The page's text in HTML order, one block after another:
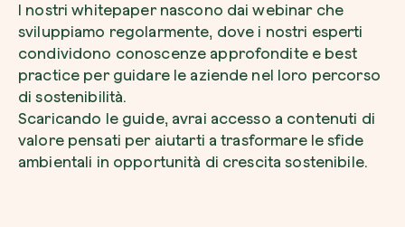
I nostri whitepaper nascono dai webinar che
sviluppiamo regolarmente, dove i nostri esperti
condividono conoscenze approfondite e best
practice per guidare le aziende nel loro percorso
di sostenibilità.
Scaricando le guide, avrai accesso a contenuti di
valore pensati per aiutarti a trasformare le sfide
ambientali in opportunità di crescita sostenibile.
Pianta un albero
Pianta, adotta o regala un albero. Scegli tra
specie.Accetto l’informativa sulla Privacy di